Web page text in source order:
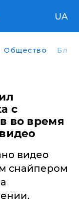
UA
Общество
с
во время
видео
снайпером